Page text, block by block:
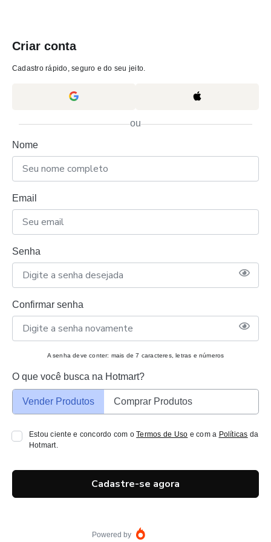
Criar conta
Cadastro rápido, seguro e do seu jeito.
ou
Nome
Email
Senha
Confirmar senha
A senha deve conter: mais de 7 caracteres, letras e números
O que você busca na Hotmart?
Vender Produtos Comprar Produtos
Estou ciente e concordo com oTermos de Uso e com a Políticas da
Hotmart.
Cadastre-se agora
Powered by